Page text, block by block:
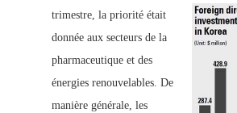
trimestre, la priorité était
donnée aux secteurs de la
pharmaceutique et des
énergies renouvelables. De
manière générale, les